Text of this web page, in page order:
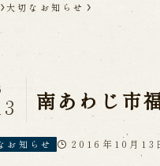
形座について
人
浄瑠璃を受け継いで
報
大切なお知らせ
南あわじ市
お知らせ 2016年10月13